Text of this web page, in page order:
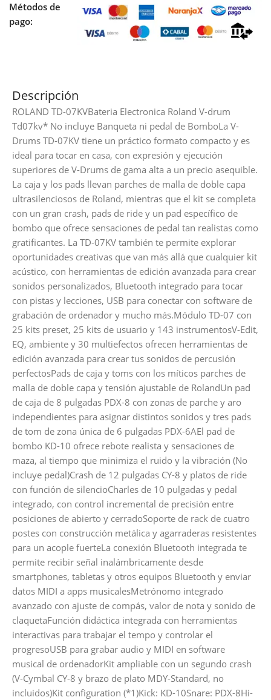
Métodos de
pago:
Descripción
ROLAND TD-07KVBateria Electronica Roland V-drum
Td07kv* No incluye Banqueta ni pedal de BomboLa V-
Drums TD-07KV tiene un práctico formato compacto y es
ideal para tocar en casa, con expresión y ejecución
superiores de V-Drums de gama alta a un precio asequible.
La caja y los pads llevan parches de malla de doble capa
ultrasilenciosos de Roland, mientras que el kit se completa
con un gran crash, pads de ride y un pad específico de
bombo que ofrece sensaciones de pedal tan realistas como
gratificantes. La TD-07KV también te permite explorar
oportunidades creativas que van más allá que cualquier kit
acústico, con herramientas de edición avanzada para crear
sonidos personalizados, Bluetooth integrado para tocar
con pistas y lecciones, USB para conectar con software de
grabación de ordenador y mucho más.Módulo TD-07 con
25 kits preset, 25 kits de usuario y 143 instrumentosV-Edit,
EQ, ambiente y 30 multiefectos ofrecen herramientas de
edición avanzada para crear tus sonidos de percusión
perfectosPads de caja y toms con los míticos parches de
malla de doble capa y tensión ajustable de RolandUn pad
de caja de 8 pulgadas PDX-8 con zonas de parche y aro
independientes para asignar distintos sonidos y tres pads
de tom de zona única de 6 pulgadas PDX-6AEl pad de
bombo KD-10 ofrece rebote realista y sensaciones de
maza, al tiempo que minimiza el ruido y la vibración (No
incluye pedal)Crash de 12 pulgadas CY-8 y platos de ride
con función de silencioCharles de 10 pulgadas y pedal
integrado, con control incremental de precisión entre
posiciones de abierto y cerradoSoporte de rack de cuatro
postes con construcción metálica y agarraderas resistentes
para un acople fuerteLa conexión Bluetooth integrada te
permite recibir señal inalámbricamente desde
smartphones, tabletas y otros equipos Bluetooth y enviar
datos MIDI a apps musicalesMetrónomo integrado
avanzado con ajuste de compás, valor de nota y sonido de
claquetaFunción didáctica integrada con herramientas
interactivas para trabajar el tempo y controlar el
progresoUSB para grabar audio y MIDI en software
musical de ordenadorKit ampliable con un segundo crash
(V-Cymbal CY-8 y brazo de plato MDY-Standard, no
incluidos)Kit configuration (*1)Kick: KD-10Snare: PDX-8Hi-